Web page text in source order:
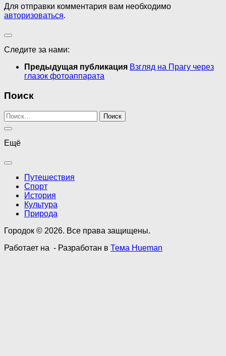
Для отправки комментария вам необходимо
авторизоваться.
Следите за нами:
Предыдущая публикация Взгляд на Прагу через
глазок фотоаппарата
Поиск
Найти:
Ещё
Путешествия
Спорт
История
Культура
Природа
Городок © 2026. Все права защищены.
Работает на - Разработан в Тема Hueman